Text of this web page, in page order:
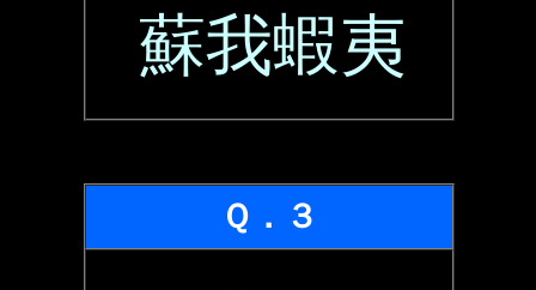
蘇我蝦夷
Ｑ．３